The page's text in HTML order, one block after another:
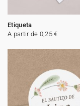
Etiqueta
A partir de 0,25 €